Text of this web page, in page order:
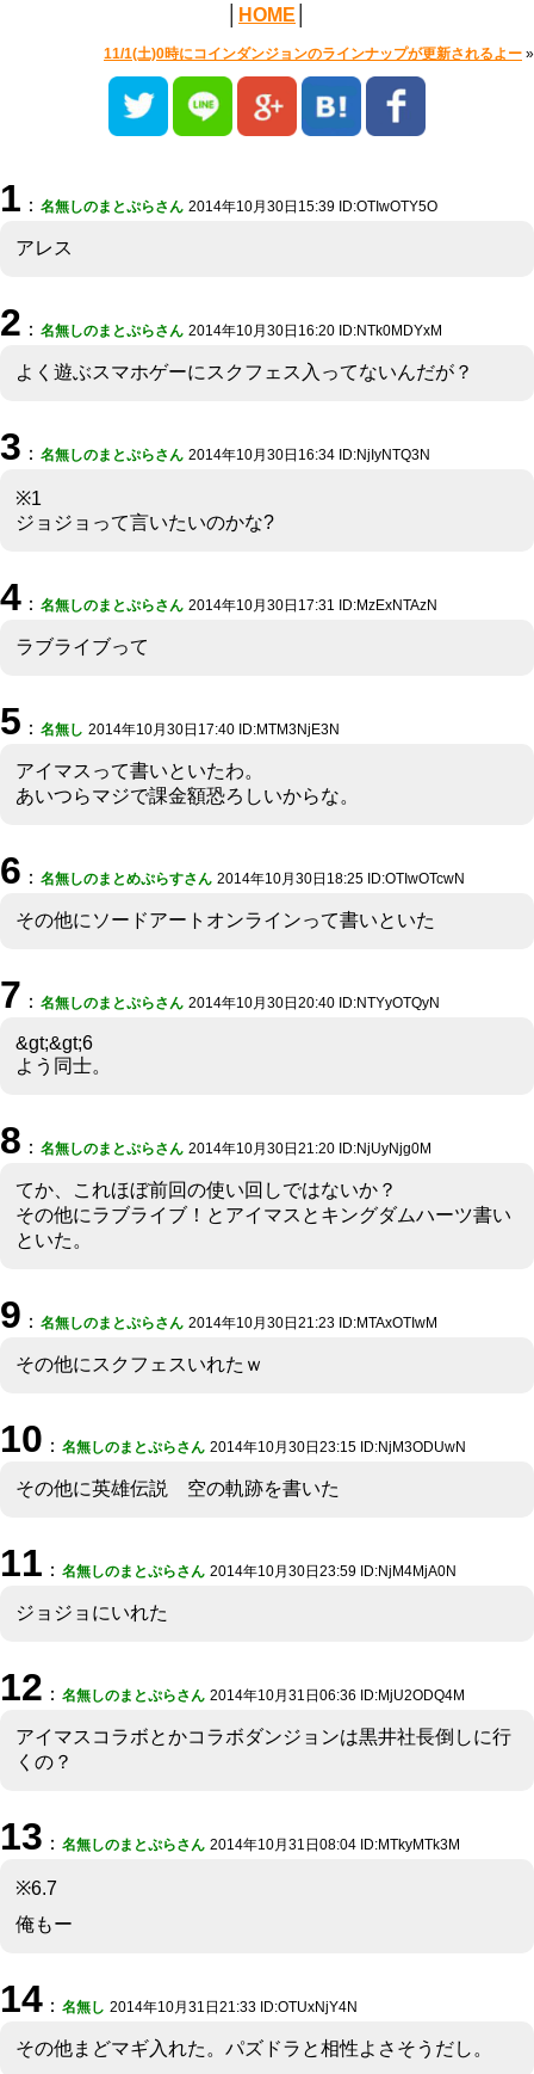
HOME
11/1(土)0時にコインダンジョンのラインナップが更新されるよー »
1 ： 名無しのまとぷらさん 2014年10月30日15:39 ID:OTIwOTY5O
アレス
2 ： 名無しのまとぷらさん 2014年10月30日16:20 ID:NTk0MDYxM
よく遊ぶスマホゲーにスクフェス入ってないんだが？
3 ： 名無しのまとぷらさん 2014年10月30日16:34 ID:NjIyNTQ3N
※1
ジョジョって言いたいのかな?
4 ： 名無しのまとぷらさん 2014年10月30日17:31 ID:MzExNTAzN
ラブライブって
5 ： 名無し 2014年10月30日17:40 ID:MTM3NjE3N
アイマスって書いといたわ。
あいつらマジで課金額恐ろしいからな。
6 ： 名無しのまとめぷらすさん 2014年10月30日18:25 ID:OTIwOTcwN
その他にソードアートオンラインって書いといた
7 ： 名無しのまとぷらさん 2014年10月30日20:40 ID:NTYyOTQyN
&gt;&gt;6
よう同士。
8 ： 名無しのまとぷらさん 2014年10月30日21:20 ID:NjUyNjg0M
てか、これほぼ前回の使い回しではないか？
その他にラブライブ！とアイマスとキングダムハーツ書い
といた。
9 ： 名無しのまとぷらさん 2014年10月30日21:23 ID:MTAxOTIwM
その他にスクフェスいれたｗ
10 ： 名無しのまとぷらさん 2014年10月30日23:15 ID:NjM3ODUwN
その他に英雄伝説 空の軌跡を書いた
11 ： 名無しのまとぷらさん 2014年10月30日23:59 ID:NjM4MjA0N
ジョジョにいれた
12 ： 名無しのまとぷらさん 2014年10月31日06:36 ID:MjU2ODQ4M
アイマスコラボとかコラボダンジョンは黒井社長倒しに行
くの？
13 ： 名無しのまとぷらさん 2014年10月31日08:04 ID:MTkyMTk3M
※6.7
俺もー
14 ： 名無し 2014年10月31日21:33 ID:OTUxNjY4N
その他まどマギ入れた。パズドラと相性よさそうだし。